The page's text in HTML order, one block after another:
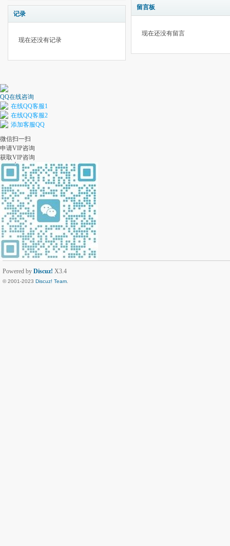
记录
现在还没有记录
留言板
现在还没有留言
QQ在线咨询
在线QQ客服1
在线QQ客服2
添加客服QQ
微信扫一扫
申请VIP咨询
获取VIP咨询
Powered by Discuz! X3.4
© 2001-2023 Discuz! Team